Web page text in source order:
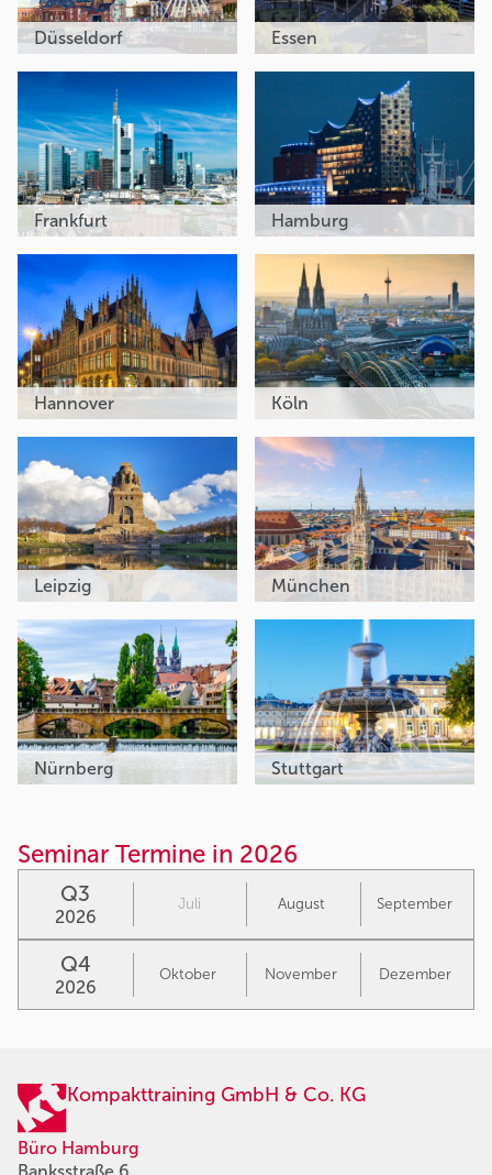
Düsseldorf Essen
Frankfurt Hamburg
Hannover Köln
Leipzig München
Nürnberg Stuttgart
Seminar Termine in 2026
Q3
2026
Juli August September
Q4
2026
Oktober November Dezember
Kompakttraining GmbH & Co. KG
Büro Hamburg